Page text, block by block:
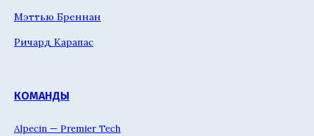
Мэттью Бреннан
Ричард Карапас
КОМАНДЫ
Alpecin — Premier Tech